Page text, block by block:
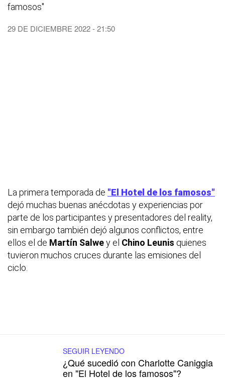
famosos"
29 DE DICIEMBRE 2022 - 21:50
La primera temporada de "El Hotel de los famosos"
dejó muchas buenas anécdotas y experiencias por
parte de los participantes y presentadores del reality,
sin embargo también dejó algunos conflictos, entre
ellos el de Martín Salwey el Chino Leunis quienes
tuvieron muchos cruces durante las emisiones del
ciclo.
SEGUIR LEYENDO
¿Qué sucedió con Charlotte Caniggia
en "El Hotel de los famosos"?